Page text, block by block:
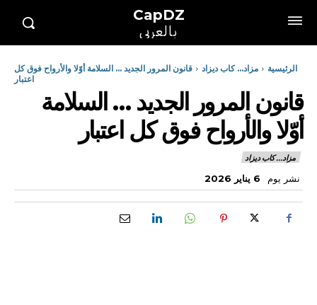
CapDZ
بالعربي
الرئيسية مزاد... كاب ديزاد
قانون المرور الجديد ... السلامة أوّلا والأرواح فوق كل
اعتبار
قانون المرور الجديد … السلامة
أوّلا والأرواح فوق كل اعتبار
مزاد... كاب ديزاد
نشر يوم 6 يناير 2026